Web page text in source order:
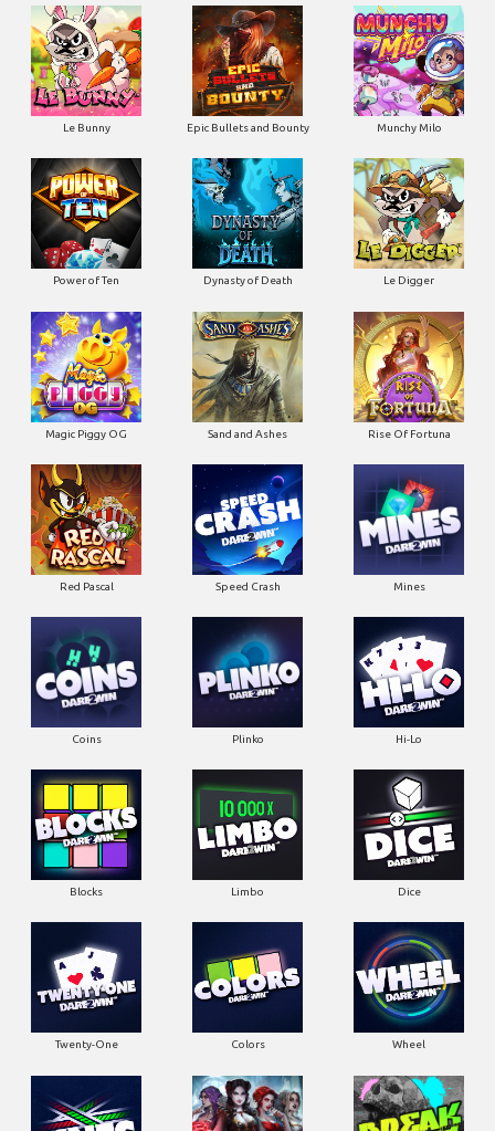
Le Bunny Epic Bullets and Bounty Munchy Milo
Power of Ten Dynasty of Death Le Digger
Magic Piggy OG Sand and Ashes Rise Of Fortuna
Red Pascal Speed Crash Mines
Coins Plinko Hi-Lo
Blocks Limbo Dice
Twenty-One Colors Wheel